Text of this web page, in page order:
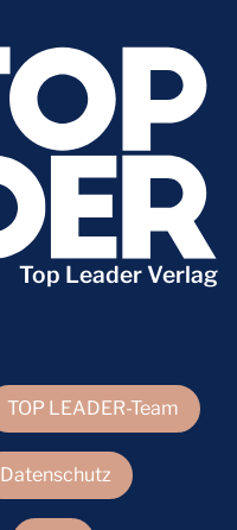
TOP LEADER-Team
Datenschutz
Top Leader Verlag